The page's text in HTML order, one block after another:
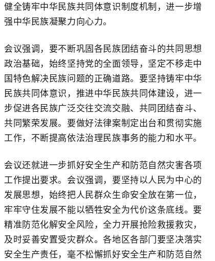
健全铸牢中华民族共同体意识制度机制，进一步增
强中华民族凝聚力向心力。
会议强调，要不断巩固各民族团结奋斗的共同思想
政治基础，始终坚持党的全面领导，坚定不移走中
国特色解决民族问题的正确道路。要坚持铸牢中华
民族共同体意识，推进中华民族共同体建设，进一
步促进各民族广泛交往交流交融、共同团结奋斗、
共同繁荣发展。要做好法律案制定出台和贯彻实施
工作，不断提高依法治理民族事务的能力和水平。
会议还就进一步抓好安全生产和防范自然灾害各项
工作提出要求。会议强调，要坚持以人民为中心的
发展思想，始终把人民群众生命安全放在第一位，
牢牢守住发展不能以牺牲安全为代价这条底线。要
精准防范化解安全风险，全力开展抢险救援救灾，
及时妥善安置受灾群众。各地区各部门要坚决落实
安全生产责任，毫不松懈抓好安全生产和防范自然